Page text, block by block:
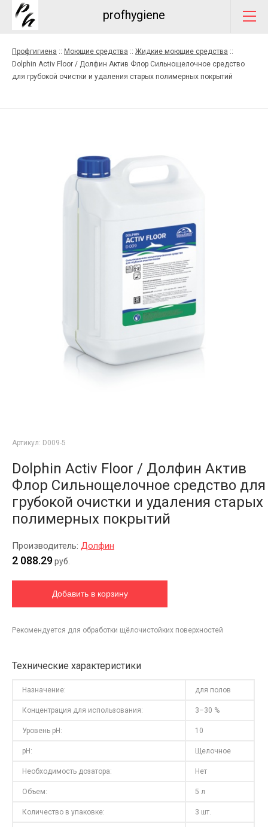
profhygiene
Профгигиена :: Моющие средства :: Жидкие моющие средства ::
Dolphin Activ Floor / Долфин Актив Флор Сильнощелочное средство
для грубокой очистки и удаления старых полимерных покрытий
Артикул: D009-5
Dolphin Activ Floor / Долфин Актив
Флор Сильнощелочное средство для
грубокой очистки и удаления старых
полимерных покрытий
Производитель: Долфин
2 088.29руб.
Рекомендуется для обработки щёлочистойких поверхностей
Технические характеристики
Назначение: для полов
Концентрация для использования: 3–30 %
Уровень pH: 10
pH: Щелочное
Необходимость дозатора: Нет
Объем: 5 л
Количество в упаковке: 3 шт.